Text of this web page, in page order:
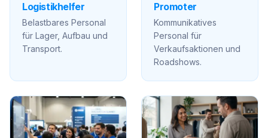
Logistikhelfer
Belastbares Personal
für Lager, Aufbau und
Transport.
Promoter
Kommunikatives
Personal für
Verkaufsaktionen und
Roadshows.